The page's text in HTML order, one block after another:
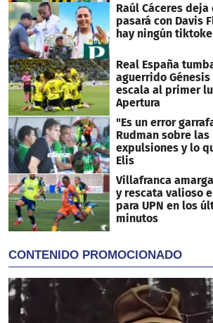
Raúl Cáceres
pasará con Davis
hay ningún
Real España
aguerrido Génesis
escala al primer
Apertura
"Es un error
Rudman sobre las
expulsiones y lo
Elis
Villafranca
y rescata valioso
para UPN en los
minutos